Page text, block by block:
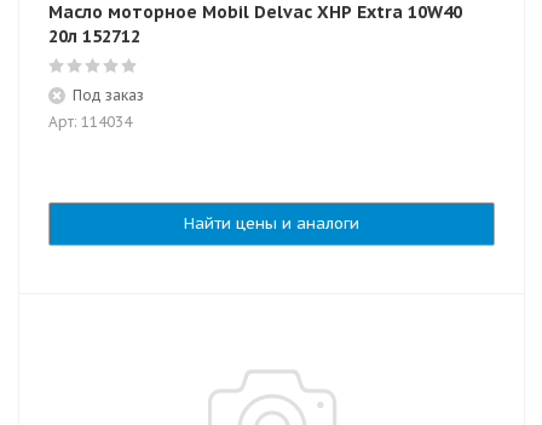
Масло моторное Mobil Delvac XHP Extra 10W40
20л 152712
Под заказ
Арт: 114034
Найти цены и аналоги